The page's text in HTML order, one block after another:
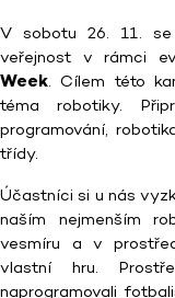
V sobotu 26. 11.
veřejnost v rámci
Week. Cílem této
téma robotiky.
programování,
třídy.
Účastníci si u nás
naším nejmenším
vesmíru a v
vlastní hru.
naprogramovali